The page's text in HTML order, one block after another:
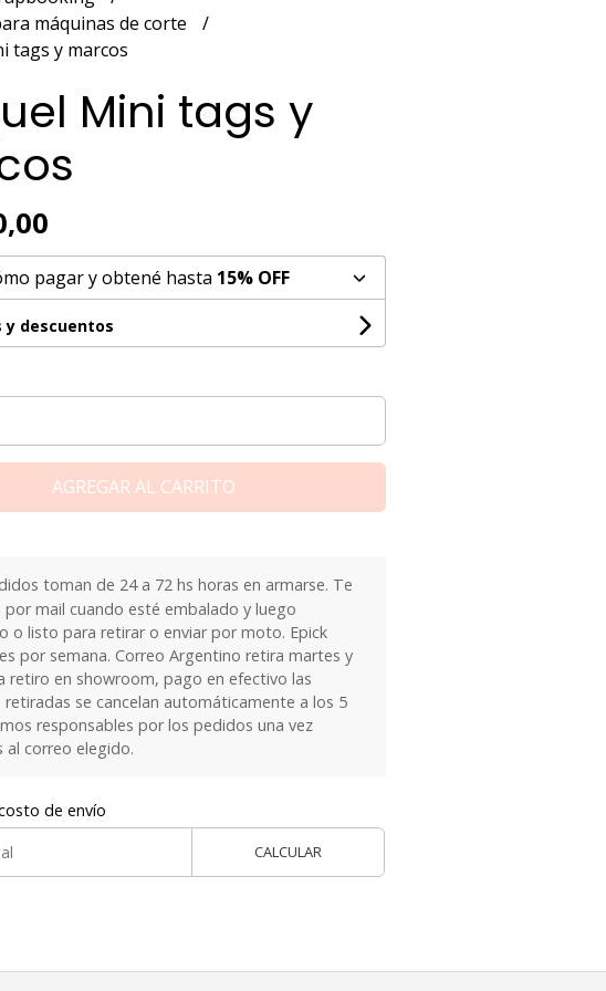
máquinas de corte
tags y marcos
Mini tags y
pagar y obtené hasta 15% OFF
y descuentos
AGREGAR AL CARRITO
toman de 24 a 72 hs horas en armarse. Te
por mail cuando esté embalado y luego
o listo para retirar o enviar por moto. Epick
por semana. Correo Argentino retira martes y
retiro en showroom, pago en efectivo las
retiradas se cancelan automáticamente a los 5
responsables por los pedidos una vez
al correo elegido.
de envío
CALCULAR